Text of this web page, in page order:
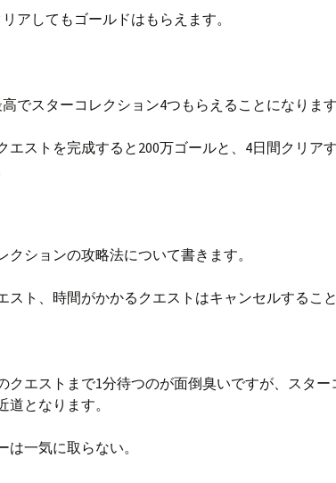
アしてもゴールドはもらえます。
でスターコレクション4つもらえることになります
エストを完成すると200万ゴールと、4日間クリア
クションの攻略法について書きます。
スト、時間がかかるクエストはキャンセルすること
クエストまで1分待つのが面倒臭いですが、スター
道となります。
一気に取らない。